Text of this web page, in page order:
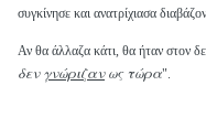
συγκίνησε και ανατρίχιασα
Αν θα άλλαζα κάτι, θα ήταν στον
δενγνώριζανως τώρα".